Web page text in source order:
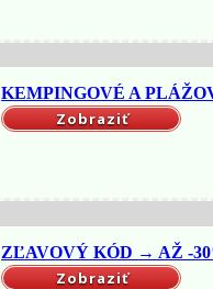
KEMPINGOVÉ A
Zobraziť
ZĽAVOVÝ KÓD → AŽ -
Zobraziť